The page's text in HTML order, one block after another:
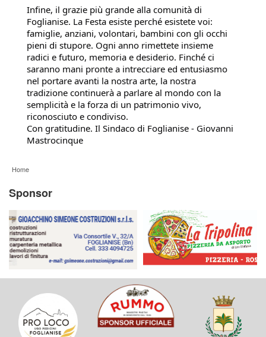
Infine, il grazie più grande alla comunità di
Foglianise. La Festa esiste perché esistete voi:
famiglie, anziani, volontari, bambini con gli occhi
pieni di stupore. Ogni anno rimettete insieme
radici e futuro, memoria e desiderio. Finché ci
saranno mani pronte a intrecciare ed entusiasmo
nel portare avanti la nostra arte, la nostra
tradizione continuerà a parlare al mondo con la
semplicità e la forza di un patrimonio vivo,
riconosciuto e condiviso.
Con gratitudine. Il Sindaco di Foglianise - Giovanni
Mastrocinque
Home
Sponsor